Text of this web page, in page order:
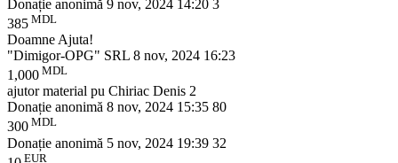
Donație anonimă 9 nov, 2024 14:20 3
385 MDL
Doamne Ajuta!
"Dimigor-OPG" SRL 8 nov, 2024 16:23
1,000 MDL
ajutor material pu Chiriac Denis 2
Donație anonimă 8 nov, 2024 15:35 80
300 MDL
Donație anonimă 5 nov, 2024 19:39 32
EUR